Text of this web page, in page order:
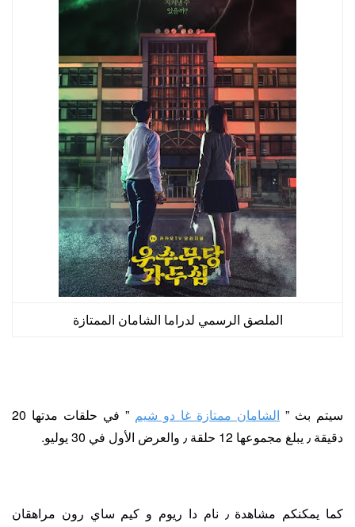
الملصق الرسمي لدراما الشامان الممتازة
سيتم بث ” الشامان ممتازة غا دو شيم
” في حلقات مدتها 20
دقيقة ٫ يبلغ مجموعها 12 حلقة ٫ والعرض الأول في 30 يوليو.
كما يمكنكم مشاهدة ٫ نام دا ريوم و كيم ساي رون مراهقان